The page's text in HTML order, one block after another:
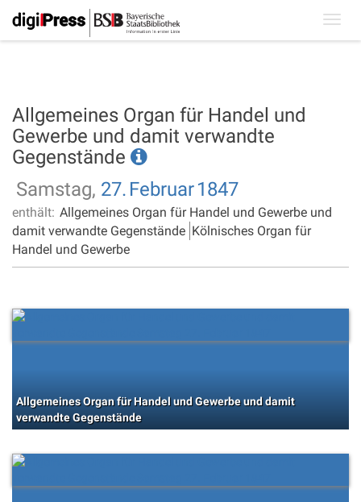
Allgemeines Organ für Handel und
Gewerbe und damit verwandte
Gegenstände
Samstag, 27. Februar1847
enthält: Allgemeines Organ für Handel und Gewerbe und
damit verwandte Gegenstände Kölnisches Organ für
Handel und Gewerbe
Allgemeines Organ für Handel und Gewerbe und damit
verwandte Gegenstände